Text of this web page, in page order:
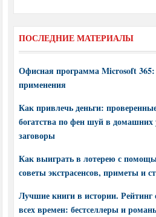
ПОСЛЕДНИЕ МАТЕРИАЛЫ
Офисная программа Microsoft
применения
Как привлечь деньги:
богатства по фен шуй в
заговоры
Как выиграть в лотерею с
советы экстрасенсов, приметы и
Лучшие книги в истории.
всех времен: бестселлеры и